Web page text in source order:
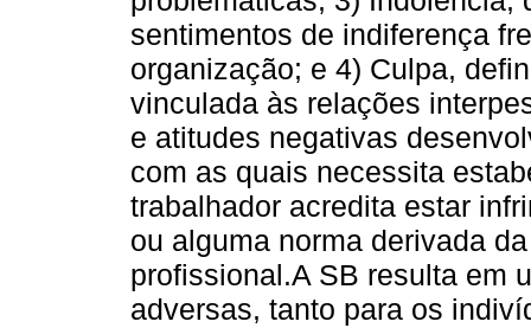
sentimentos de indiferença
organização; e 4) Culpa,
vinculada às relações
e atitudes negativas
com as quais necessita
trabalhador acredita estar
ou alguma norma derivada
profissional.A SB resulta em
adversas, tanto para os